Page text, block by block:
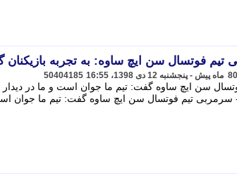
تیم فوتسال سن ایچ ساوه: به تجربه بازیکنان
80 ماه پیش - پنجشنبه 12 دی 1398، 16:55 50404185
سن ایچ ساوه گفت: تیم ما جوان است و ما در دیدار
سرمربی تیم فوتسال سن ایچ ساوه گفت: تیم ما جوان